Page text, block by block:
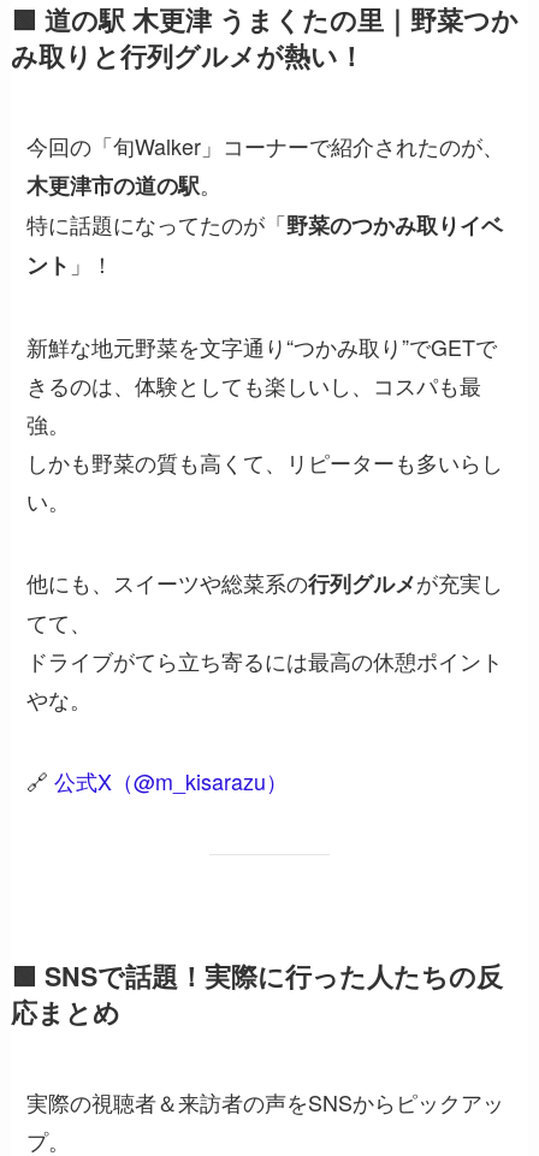
🟩 道の駅 木更津 うまくたの里｜野菜つか
み取りと行列グルメが熱い！
今回の「旬Walker」コーナーで紹介されたのが、
木更津市の道の駅。
特に話題になってたのが「野菜のつかみ取りイベ
ント 」！
新鮮な地元野菜を文字通り“つかみ取り”でGETで
きるのは、体験としても楽しいし、コスパも最
強。
しかも野菜の質も高くて、リピーターも多いらし
い。
他にも、スイーツや総菜系の行列グルメが充実し
てて、
ドライブがてら立ち寄るには最高の休憩ポイント
やな。
🔗公式X（@m_kisarazu）
🟩 SNSで話題！実際に行った人たちの反
応まとめ
実際の視聴者＆来訪者の声をSNSからピックアッ
プ。